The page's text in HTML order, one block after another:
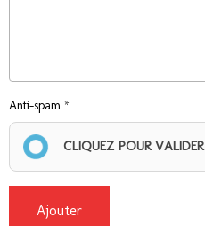
Anti-spam
CLIQUEZ POUR VALIDER
Ajouter